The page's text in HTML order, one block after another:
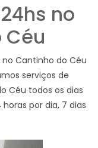
no
Cantinho do Céu
serviços de
Céu todos os dias
por dia, 7 dias